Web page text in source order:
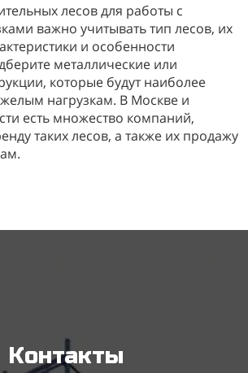
лесов для работы с
важно учитывать тип лесов, их
и особенности
металлические или
которые будут наиболее
нагрузкам. В Москве и
есть множество компаний,
таких лесов, а также их продажу
Контакты